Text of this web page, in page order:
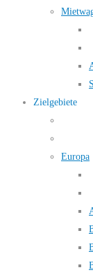
Zielgebiete
Europa